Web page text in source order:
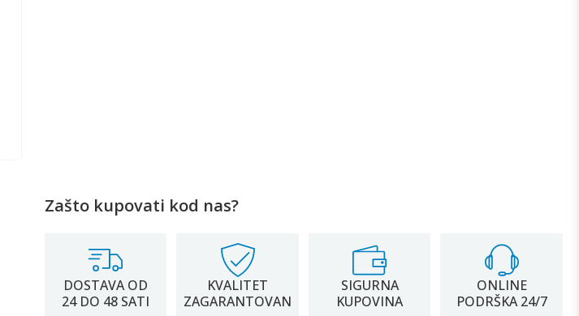
Zašto kupovati kod nas?
DOSTAVA OD
24 DO 48 SATI
KVALITET
ZAGARANTOVAN
SIGURNA
KUPOVINA
ONLINE
PODRŠKA 24/7